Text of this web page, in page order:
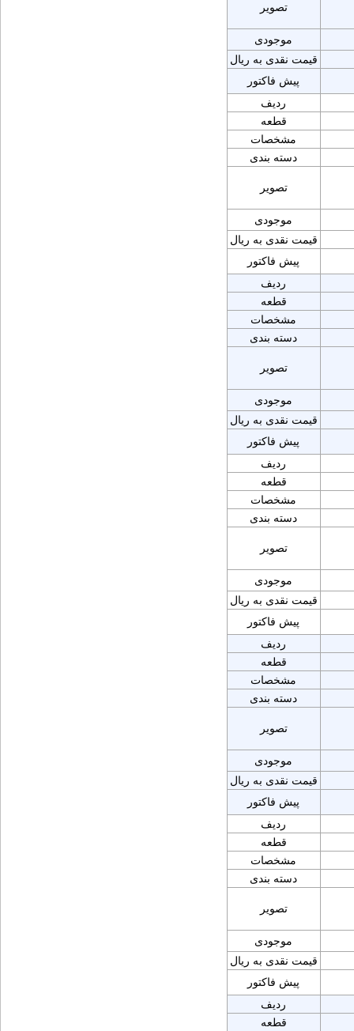
تصویر
موجودی
قیمت نقدی به ریال
پیش فاکتور
ردیف
قطعه
مشخصات
دسته بندی
تصویر
موجودی
قیمت نقدی به ریال
پیش فاکتور
ردیف
قطعه
مشخصات
دسته بندی
تصویر
موجودی
قیمت نقدی به ریال
پیش فاکتور
ردیف
قطعه
مشخصات
دسته بندی
تصویر
موجودی
قیمت نقدی به ریال
پیش فاکتور
ردیف
قطعه
مشخصات
دسته بندی
تصویر
موجودی
قیمت نقدی به ریال
پیش فاکتور
ردیف
قطعه
مشخصات
دسته بندی
تصویر
موجودی
قیمت نقدی به ریال
پیش فاکتور
ردیف
قطعه